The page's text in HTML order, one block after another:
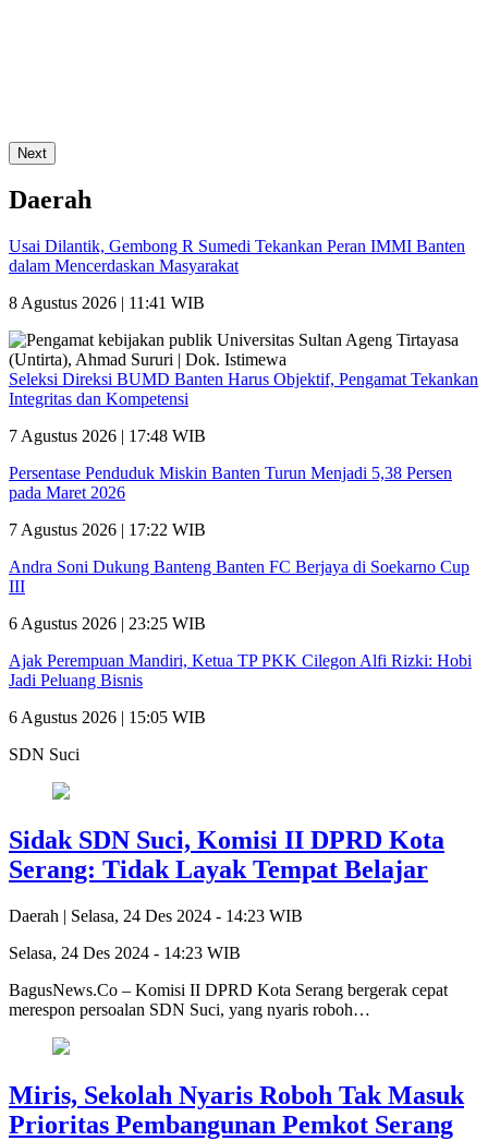
Next
Daerah
Usai Dilantik, Gembong R Sumedi Tekankan Peran IMMI Banten
dalam Mencerdaskan Masyarakat
8 Agustus 2026 | 11:41 WIB
Seleksi Direksi BUMD Banten Harus Objektif, Pengamat Tekankan
Integritas dan Kompetensi
7 Agustus 2026 | 17:48 WIB
Persentase Penduduk Miskin Banten Turun Menjadi 5,38 Persen
pada Maret 2026
7 Agustus 2026 | 17:22 WIB
Andra Soni Dukung Banteng Banten FC Berjaya di Soekarno Cup
III
6 Agustus 2026 | 23:25 WIB
Ajak Perempuan Mandiri, Ketua TP PKK Cilegon Alfi Rizki: Hobi
Jadi Peluang Bisnis
6 Agustus 2026 | 15:05 WIB
SDN Suci
Sidak SDN Suci, Komisi II DPRD Kota
Serang: Tidak Layak Tempat Belajar
Daerah | Selasa, 24 Des 2024 - 14:23 WIB
Selasa, 24 Des 2024 - 14:23 WIB
BagusNews.Co – Komisi II DPRD Kota Serang bergerak cepat
merespon persoalan SDN Suci, yang nyaris roboh…
Miris, Sekolah Nyaris Roboh Tak Masuk
Prioritas Pembangunan Pemkot Serang